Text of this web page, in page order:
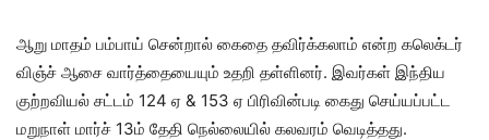
ஆறு மாதம் பம்பாய் சென்றால் கைதை தவிர்க்கலாம் என்ற கலெக்டர்
விஞ்ச் ஆசை வார்த்தையையும் உதறி தள்ளினர். இவர்கள் இந்திய
குற்றவியல் சட்டம் 124 ஏ & 153 ஏ பிரிவின்படி கைது செய்யப்பட்ட
மறுநாள் மார்ச் 13ம் தேதி நெல்லையில் கலவரம் வெடித்தது.